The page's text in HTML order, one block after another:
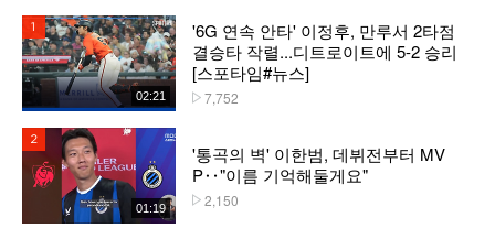
02:21
'6G 연속 안타' 이정후, 만루서 2타점
결승타 작렬...디트로이트에 5-2 승리
[스포타임#뉴스]
7,752
01:19
'통곡의 벽' 이한범, 데뷔전부터 MV
P‥"이름 기억해둘게요"
2,150